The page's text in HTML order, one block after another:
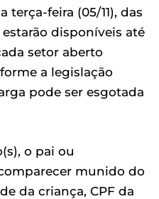
terça-feira (05/11), das
estarão disponíveis até
setor aberto
a legislação
pode ser esgotada
o pai ou
munido do
da criança, CPF da